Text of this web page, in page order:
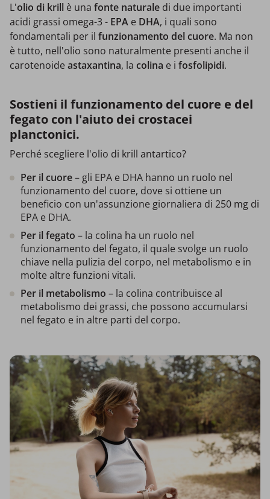
L'olio di krill è una fonte naturale di due importanti
acidi grassi omega-3 - EPA e DHA, i quali sono
fondamentali per il funzionamento del cuore. Ma non
è tutto, nell'olio sono naturalmente presenti anche il
carotenoide astaxantina, la colina e i fosfolipidi.
Sostieni il funzionamento del cuore e del
fegato con l'aiuto dei crostacei
planctonici.
Perché scegliere l'olio di krill antartico?
Per il cuore– gli EPA e DHA hanno un ruolo nel
funzionamento del cuore, dove si ottiene un
beneficio con un'assunzione giornaliera di 250 mg di
EPA e DHA.
Per il fegato – la colina ha un ruolo nel
funzionamento del fegato, il quale svolge un ruolo
chiave nella pulizia del corpo, nel metabolismo e in
molte altre funzioni vitali.
Per il metabolismo – la colina contribuisce al
metabolismo dei grassi, che possono accumularsi
nel fegato e in altre parti del corpo.